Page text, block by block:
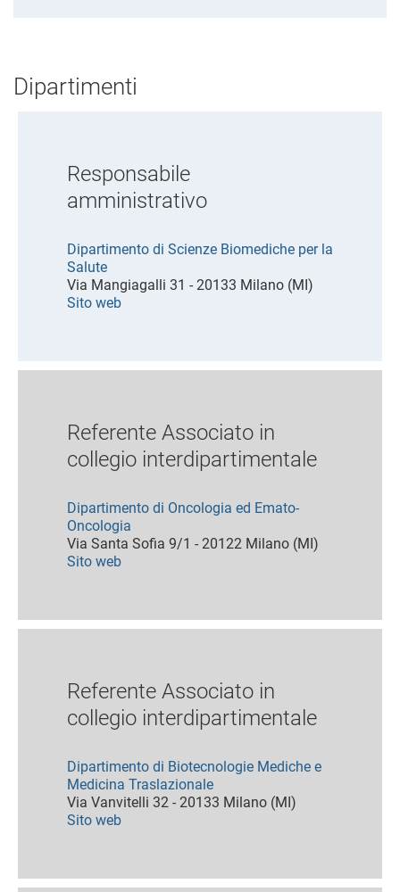
Dipartimenti
Responsabile
amministrativo
Dipartimento di Scienze Biomediche per la
Salute
Via Mangiagalli 31 - 20133 Milano (MI)
Sito web
Referente Associato in
collegio interdipartimentale
Dipartimento di Oncologia ed Emato-
Oncologia
Via Santa Sofia 9/1 - 20122 Milano (MI)
Sito web
Referente Associato in
collegio interdipartimentale
Dipartimento di Biotecnologie Mediche e
Medicina Traslazionale
Via Vanvitelli 32 - 20133 Milano (MI)
Sito web